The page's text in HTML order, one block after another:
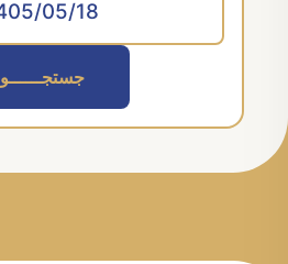
جستجــــــو